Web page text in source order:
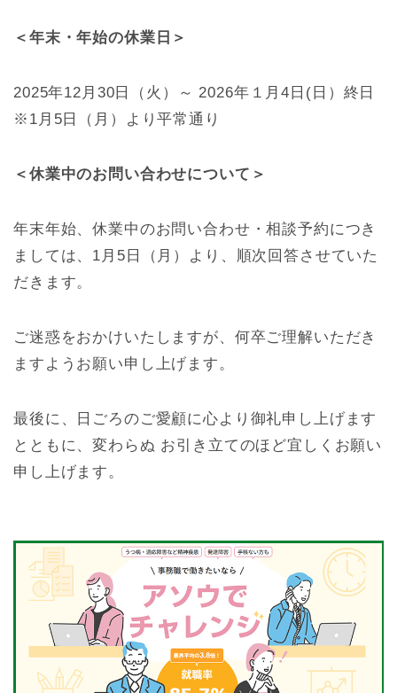
＜年末・年始の休業日＞
2025年12月30日（火）～ 2026年１月4日(日）終日
※1月5日（月）より平常通り
＜休業中のお問い合わせについて＞
年末年始、休業中のお問い合わせ・相談予約につき
ましては、1月5日（月）より、順次回答させていた
だきます。
ご迷惑をおかけいたしますが、何卒ご理解いただき
ますようお願い申し上げます。
最後に、日ごろのご愛顧に心より御礼申し上げます
とともに、変わらぬ お引き立てのほど宜しくお願い
申し上げます。